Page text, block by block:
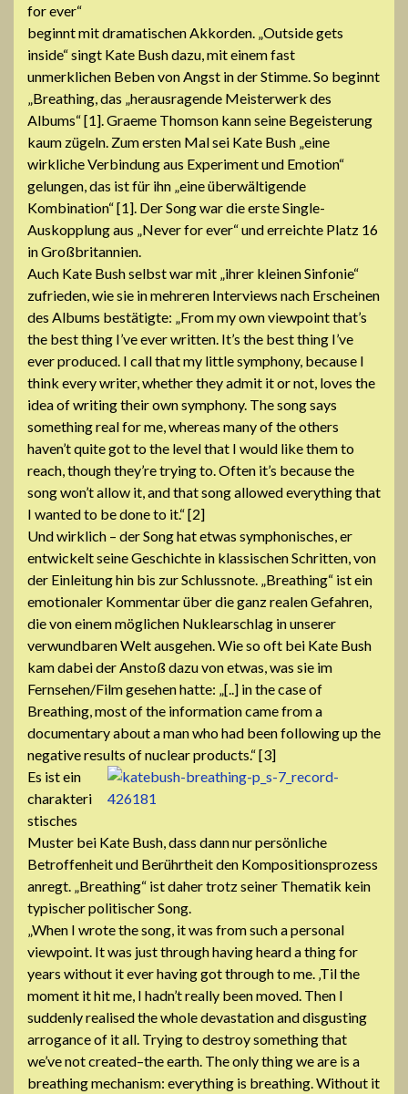
for ever“
beginnt mit dramatischen Akkorden. „Outside gets
inside“ singt Kate Bush dazu, mit einem fast
unmerklichen Beben von Angst in der Stimme. So beginnt
„Breathing, das „herausragende Meisterwerk des
Albums“ [1]. Graeme Thomson kann seine Begeisterung
kaum zügeln. Zum ersten Mal sei Kate Bush „eine
wirkliche Verbindung aus Experiment und Emotion“
gelungen, das ist für ihn „eine überwältigende
Kombination“ [1]. Der Song war die erste Single-
Auskopplung aus „Never for ever“ und erreichte Platz 16
in Großbritannien.
Auch Kate Bush selbst war mit „ihrer kleinen Sinfonie“
zufrieden, wie sie in mehreren Interviews nach Erscheinen
des Albums bestätigte: „From my own viewpoint that’s
the best thing I’ve ever written. It’s the best thing I’ve
ever produced. I call that my little symphony, because I
think every writer, whether they admit it or not, loves the
idea of writing their own symphony. The song says
something real for me, whereas many of the others
haven’t quite got to the level that I would like them to
reach, though they’re trying to. Often it’s because the
song won’t allow it, and that song allowed everything that
I wanted to be done to it.“ [2]
Und wirklich – der Song hat etwas symphonisches, er
entwickelt seine Geschichte in klassischen Schritten, von
der Einleitung hin bis zur Schlussnote. „Breathing“ ist ein
emotionaler Kommentar über die ganz realen Gefahren,
die von einem möglichen Nuklearschlag in unserer
verwundbaren Welt ausgehen. Wie so oft bei Kate Bush
kam dabei der Anstoß dazu von etwas, was sie im
Fernsehen/Film gesehen hatte: „[..] in the case of
Breathing, most of the information came from a
documentary about a man who had been following up the
negative results of nuclear products.“ [3]
Es ist ein
charakteri
stisches
Muster bei Kate Bush, dass dann nur persönliche
Betroffenheit und Berührtheit den Kompositionsprozess
anregt. „Breathing“ ist daher trotz seiner Thematik kein
typischer politischer Song.
„When I wrote the song, it was from such a personal
viewpoint. It was just through having heard a thing for
years without it ever having got through to me. ‚Til the
moment it hit me, I hadn’t really been moved. Then I
suddenly realised the whole devastation and disgusting
arrogance of it all. Trying to destroy something that
we’ve not created–the earth. The only thing we are is a
breathing mechanism: everything is breathing. Without it